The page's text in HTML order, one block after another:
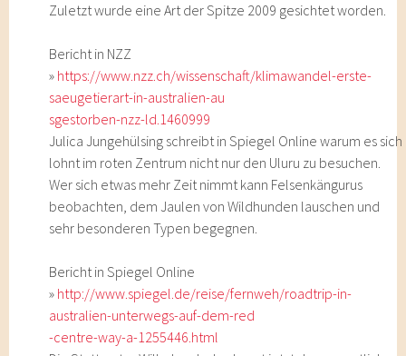
Zuletzt wurde eine Art der Spitze 2009 gesichtet worden.
Bericht in NZZ
» https://www.nzz.ch/wissenschaft/klimawandel-erste-
saeugetierart-in-australien-au
sgestorben-nzz-ld.1460999
Julica Jungehülsing schreibt in Spiegel Online warum es sich
lohnt im roten Zentrum nicht nur den Uluru zu besuchen.
Wer sich etwas mehr Zeit nimmt kann Felsenkängurus
beobachten, dem Jaulen von Wildhunden lauschen und
sehr besonderen Typen begegnen.
Bericht in Spiegel Online
» http://www.spiegel.de/reise/fernweh/roadtrip-in-
australien-unterwegs-auf-dem-red
-centre-way-a-1255446.html